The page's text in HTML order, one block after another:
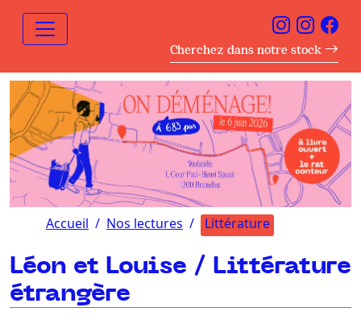
Cherchez dans notre stock
Accueil Nos lectures Littérature
Léon et Louise / Littérature
étrangère